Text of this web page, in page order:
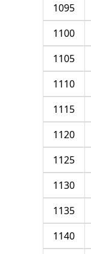
1095
1100
1105
1110
1115
1120
1125
1130
1135
1140